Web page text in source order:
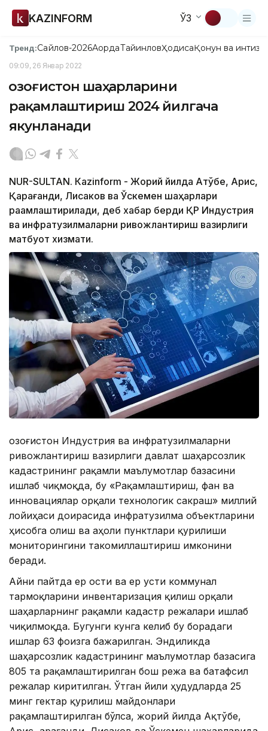
KAZINFORM ЎЗ
Тренд:Сайлов-2026АқордаТайинловҲодисаҚонун ва
09:09, 26 Январ 2022
Қозоғистон шаҳарларини
рақамлаштириш 2024 йилгача
якунланади
NUR-SULTAN. Кazinform - Жорий йилда Ақтўбе, Арис,
Қарағанди, Лисаков ва Ўскемен шаҳарлари
рақамлаштирилади, деб хабар берди ҚР Индустрия
ва инфратузилмаларни ривожлантириш вазирлиги
матбуот хизмати.
Қозоғистон Индустрия ва инфратузилмаларни
ривожлантириш вазирлиги давлат шаҳарсозлик
кадастрининг рақамли маълумотлар базасини
ишлаб чиқмоқда, бу «Рақамлаштириш, фан ва
инновациялар орқали технологик сакраш» миллий
лойиҳаси доирасида инфратузилма объектларини
ҳисобга олиш ва аҳоли пунктлари қурилиши
мониторингини такомиллаштириш имконини
беради.
Айни пайтда ер ости ва ер усти коммунал
тармоқларини инвентаризация қилиш орқали
шаҳарларнинг рақамли кадастр режалари ишлаб
чиқилмоқда. Бугунги кунга келиб бу борадаги
ишлар 63 фоизга бажарилган. Эндиликда
шаҳарсозлик кадастрининг маълумотлар базасига
805 та рақамлаштирилган бош режа ва батафсил
режалар киритилган. Ўтган йили ҳудудларда 25
минг гектар қурилиш майдонлари
рақамлаштирилган бўлса, жорий йилда Ақтўбе,